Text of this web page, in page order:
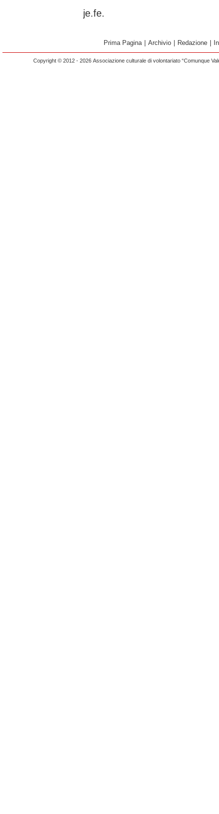
je.fe.
Prima Pagina Archivio Redazione
Copyright © 2012 - 2026 Associazione culturale di volontariato “Comunque